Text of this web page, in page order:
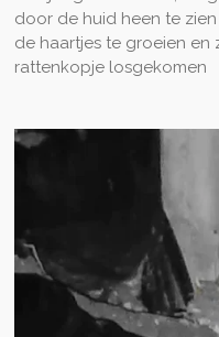
door de huid heen te
de haartjes te groeien en
rattenkopje losgekomen